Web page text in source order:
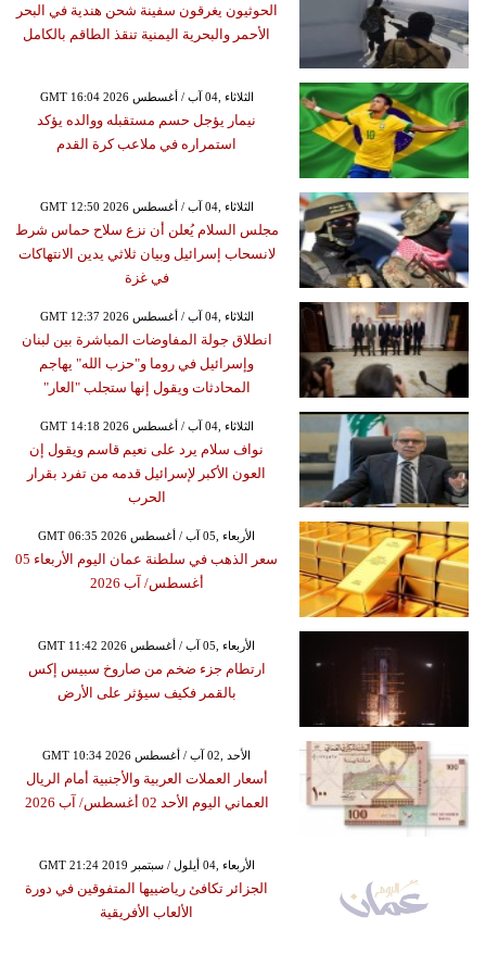
الحوثيون يغرقون سفينة شحن هندية في البحر
الأحمر والبحرية اليمنية تنقذ الطاقم بالكامل
GMT 16:04 2026 الثلاثاء ,04 آب / أغسطس
نيمار يؤجل حسم مستقبله ووالده يؤكد
استمراره في ملاعب كرة القدم
GMT 12:50 2026 الثلاثاء ,04 آب / أغسطس
مجلس السلام يُعلن أن نزع سلاح حماس شرط
لانسحاب إسرائيل وبيان ثلاثي يدين الانتهاكات
في غزة
GMT 12:37 2026 الثلاثاء ,04 آب / أغسطس
انطلاق جولة المفاوضات المباشرة بين لبنان
وإسرائيل في روما و"حزب الله" يهاجم
المحادثات ويقول إنها ستجلب "العار"
GMT 14:18 2026 الثلاثاء ,04 آب / أغسطس
نواف سلام يرد على نعيم قاسم ويقول إن
العون الأكبر لإسرائيل قدمه من تفرد بقرار
الحرب
GMT 06:35 2026 الأربعاء ,05 آب / أغسطس
سعر الذهب في سلطنة عمان اليوم الأربعاء 05
أغسطس/ آب 2026
GMT 11:42 2026 الأربعاء ,05 آب / أغسطس
ارتطام جزء ضخم من صاروخ سبيس إكس
بالقمر فكيف سيؤثر على الأرض
GMT 10:34 2026 الأحد ,02 آب / أغسطس
أسعار العملات العربية والأجنبية أمام الريال
العماني اليوم الأحد 02 أغسطس/ آب 2026
GMT 21:24 2019 الأربعاء ,04 أيلول / سبتمبر
الجزائر تكافئ رياضييها المتفوقين في دورة
الألعاب الأفريقية